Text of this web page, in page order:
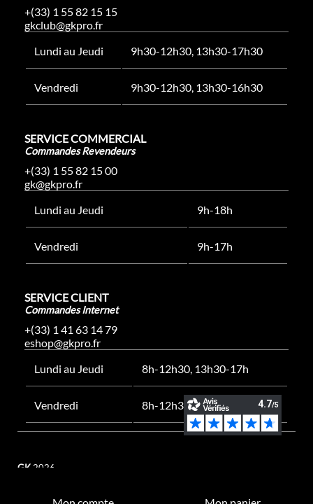
+(33) 1 55 82 15 15
gkclub@gkpro.fr
Lundi au Jeudi
9h30-12h30, 13h30-17h30
Vendredi 9h30-12h30, 13h30-16h30
SERVICE COMMERCIAL
Commandes Revendeurs
+(33) 1 55 82 15 00
gk@gkpro.fr
Lundi au Jeudi
9h-18h
Vendredi 9h-17h
SERVICE CLIENT
Commandes Internet
+(33) 1 41 63 14 79
eshop@gkpro.fr
Lundi au Jeudi
8h-12h30, 13h30-17h
Vendredi 8h-12h30, 13h30-16h
GK 2026